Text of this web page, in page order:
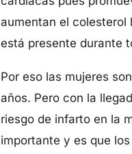
aumentan el colesterol
está presente durante
Por eso las mujeres
años. Pero con la
riesgo de infarto en la
importante y es que